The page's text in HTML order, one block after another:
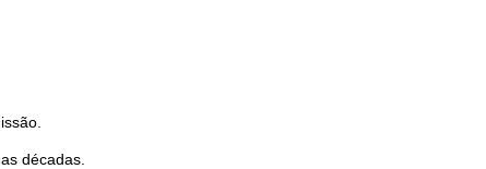
décadas.